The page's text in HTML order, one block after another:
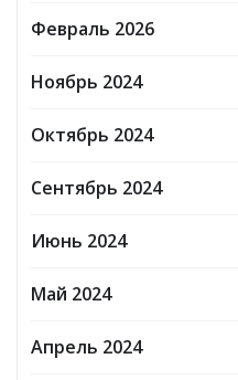
Февраль 2026
Ноябрь 2024
Октябрь 2024
Сентябрь 2024
Июнь 2024
Май 2024
Апрель 2024